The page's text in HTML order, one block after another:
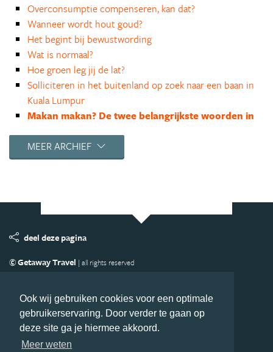
Ook wij gebruiken cookies voor een optimale
gebruikerservaring. Door verder te gaan op
deze site ga je hiermee akkoord.
Meer weten
Overconsumptie compenseren, kan dat?
Wanneer wordt hout goud?
Het begint bij bewustwording
Wat is normaal?
Hoe groen leg jij de lat?
Solliciteren in het buitenland op zoek naar een baan in
Kuala Lumpur
Makan makan? De twee belangrijkste woorden in
Gecontroleerd op pad: het leven na de lockdown in
Kuala Lumpur
Tot je enkels in het water, hoe overleef ik het
De eerste keer kerst en oud en nieuw in het buitenland
Grenzeloos verliefd naar de andere kant van de wereld
China in vier woorden
MEER ARCHIEF
deel deze pagina
© Getaway Travel | all rights reserved
Copyright
Privacy statement Disclaimer
Cookies
Volg Azie.nl
Nieuwsbrief
Facebook